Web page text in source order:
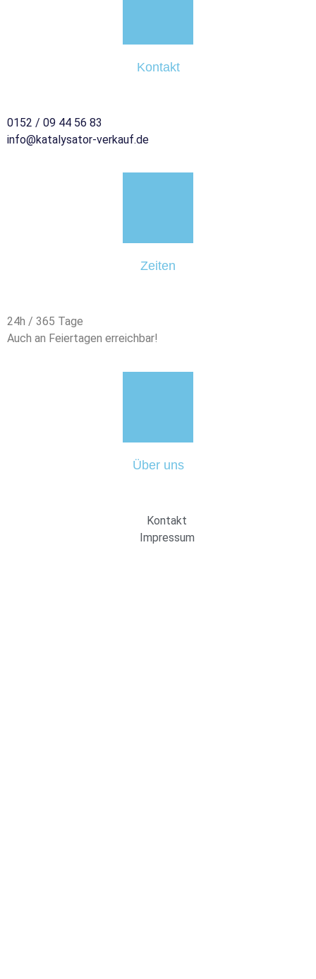
Kontakt
0152 / 09 44 56 83
info@katalysator-verkauf.de
Zeiten
24h / 365 Tage
Auch an Feiertagen erreichbar!
Über uns
Kontakt
Impressum